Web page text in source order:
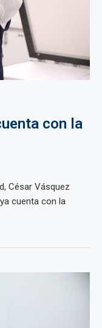
con la
César Vásquez
cuenta con la